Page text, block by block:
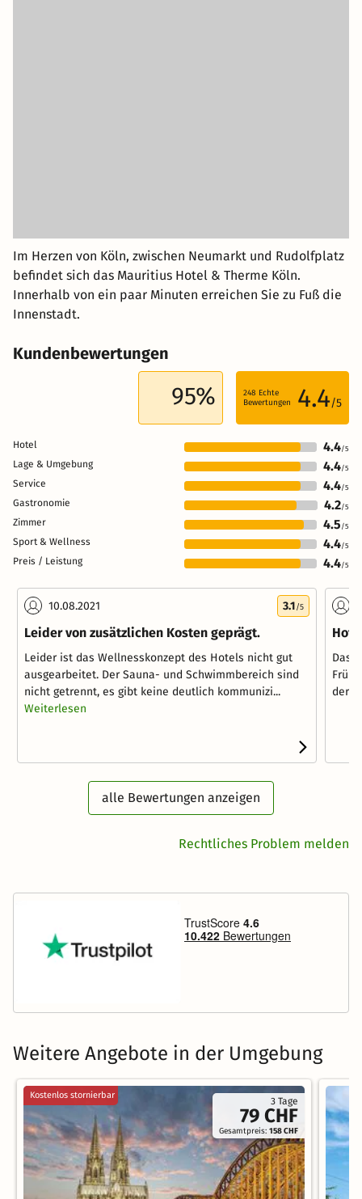
Im Herzen von Köln, zwischen Neumarkt und Rudolfplatz
befindet sich das Mauritius Hotel & Therme Köln.
Innerhalb von ein paar Minuten erreichen Sie zu Fuß die
Innenstadt.
Kundenbewertungen
95% 248 Echte
Bewertungen
4.4/5
Hotel 4.4/5
Lage & Umgebung 4.4/5
Service 4.4/5
Gastronomie 4.2/5
Zimmer 4.5 /5
Sport & Wellness 4.4/5
Preis / Leistung 4.4/5
10.08.2021 3.1/5
Leider von zusätzlichen Kosten geprägt.
Leider ist das Wellnesskonzept des Hotels nicht gut
ausgearbeitet. Der Sauna- und Schwimmbereich sind
nicht getrennt, es gibt keine deutlich kommunizi...
Weiterlesen
Das
der
alle Bewertungen anzeigen
Rechtliches Problem melden
Weitere Angebote in der Umgebung
3 Tage
79 CHF
Gesamtpreis:158 CHF
Kostenlos stornierbar